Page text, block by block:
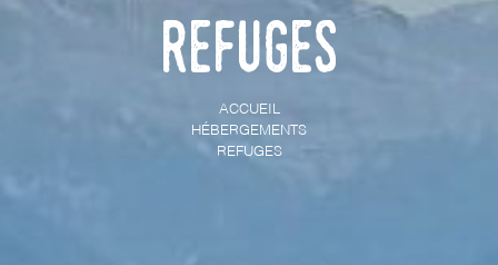
Refuges
ACCUEIL
HÉBERGEMENTS
REFUGES